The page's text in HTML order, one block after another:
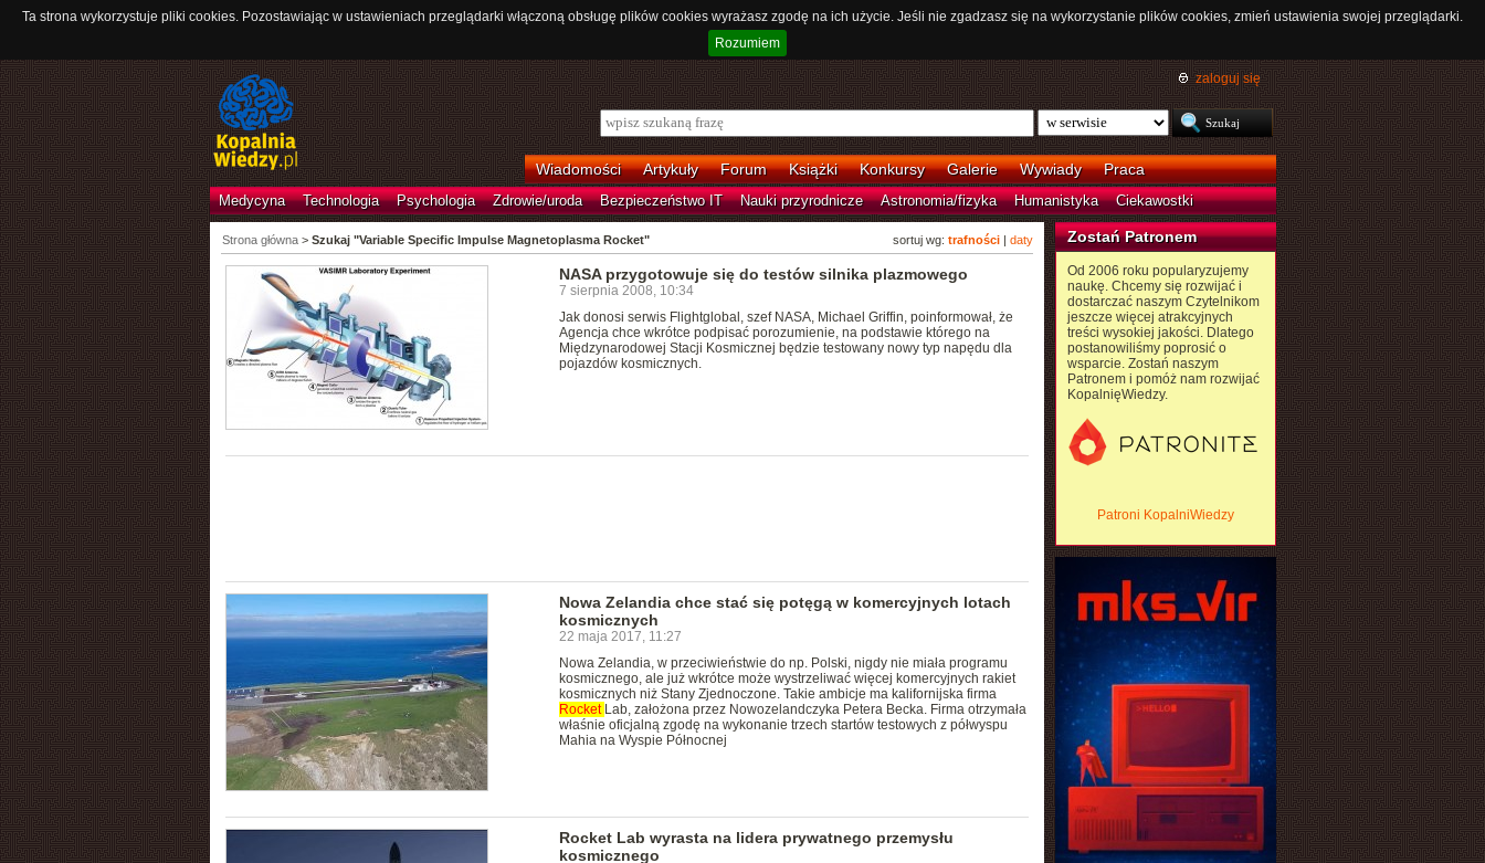
Ta strona wykorzystuje pliki cookies. Pozostawiając w ustawieniach przeglądarki włączoną obsługę plików cookies wyrażasz zgodę na ich użycie. Jeśli nie zgadzasz się na wykorzystanie plików cookies, zmień ustawienia swojej przeglądarki.
Rozumiem
zaloguj się
Wiadomości Artykuły Forum Książki Konkursy Galerie Wywiady Praca
Medycyna Technologia Psychologia Zdrowie/uroda Bezpieczeństwo IT Nauki przyrodnicze Astronomia/fizyka Humanistyka Ciekawostki
sortuj wg: trafności| daty
Strona główna> Szukaj "Variable Specific Impulse Magnetoplasma Rocket"
NASA przygotowuje się do testów silnika plazmowego
7 sierpnia 2008, 10:34
Jak donosi serwis Flightglobal, szef NASA, Michael Griffin, poinformował, że
Agencja chce wkrótce podpisać porozumienie, na podstawie którego na
Międzynarodowej Stacji Kosmicznej będzie testowany nowy typ napędu dla
pojazdów kosmicznych.
Nowa Zelandia chce stać się potęgą w komercyjnych lotach
kosmicznych
22 maja 2017, 11:27
Nowa Zelandia, w przeciwieństwie do np. Polski, nigdy nie miała programu
kosmicznego, ale już wkrótce może wystrzeliwać więcej komercyjnych rakiet
kosmicznych niż Stany Zjednoczone. Takie ambicje ma kalifornijska firma
Rocket Lab, założona przez Nowozelandczyka Petera Becka. Firma otrzymała
właśnie oficjalną zgodę na wykonanie trzech startów testowych z półwyspu
Mahia na Wyspie Północnej
Rocket Lab wyrasta na lidera prywatnego przemysłu
kosmicznego
Zostań Patronem
Od 2006 roku popularyzujemy
naukę. Chcemy się rozwijać i
dostarczać naszym Czytelnikom
jeszcze więcej atrakcyjnych
treści wysokiej jakości. Dlatego
postanowiliśmy poprosić o
wsparcie. Zostań naszym
Patronem i pomóż nam rozwijać
KopalnięWiedzy.
Patroni KopalniWiedzy